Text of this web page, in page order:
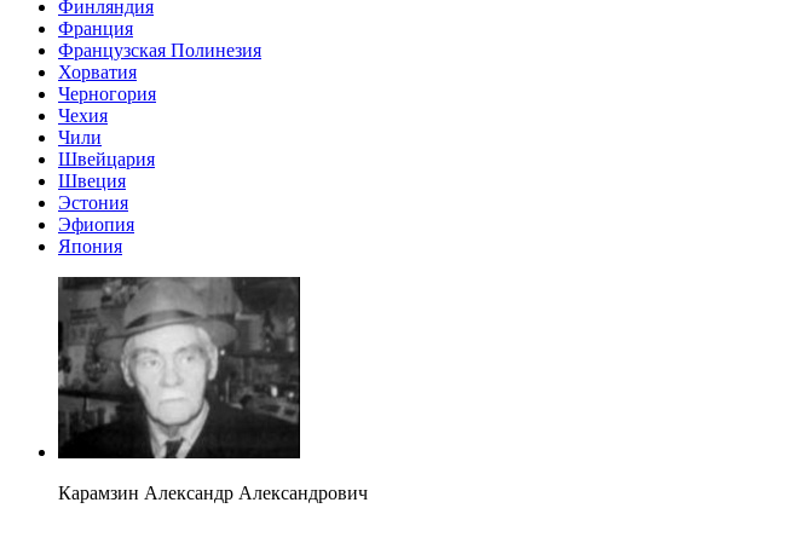
Финляндия
Франция
Французская Полинезия
Хорватия
Черногория
Чехия
Чили
Швейцария
Швеция
Эстония
Эфиопия
Япония
Карамзин Александр Александрович